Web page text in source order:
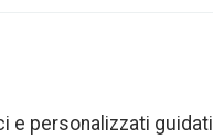
e personalizzati guidati